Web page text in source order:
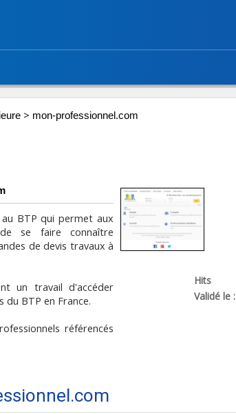
> mon-professionnel.com
BTP qui permet aux
se faire connaître
de devis travaux à
un travail d'accéder
BTP en France.
référencés
Hits
Validé le :